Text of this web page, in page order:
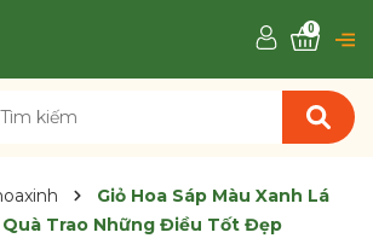
0
Giỏ Hoa Sáp Màu Xanh Lá
Quà Trao Những Điều Tốt Đẹp